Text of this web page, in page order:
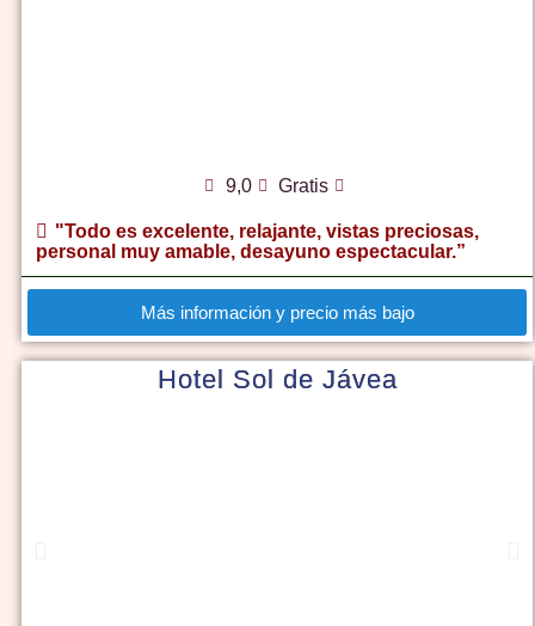
9,0 Gratis
"Todo es excelente, relajante, vistas preciosas,
personal muy amable, desayuno espectacular.”
Más información y precio más bajo
Hotel Sol de Jávea